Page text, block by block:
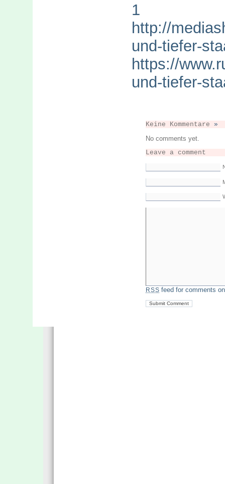
1
http://
und-tiefer-
https://
und-tiefer-
Keine Kommentare »
No comments yet.
Leave a comment
RSS feed for comments